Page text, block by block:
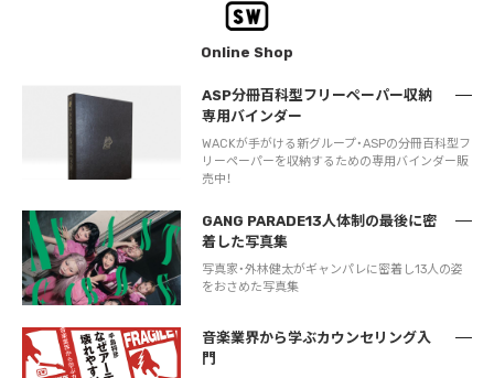
Online Shop
ASP分冊百科型フリーペーパー収納
専用バインダー
WACKが手がける新グループ・ASPの分冊百科型フ
リーペーパーを収納するための専用バインダー販
売中！
GANG PARADE13人体制の最後に密
着した写真集
写真家・外林健太がギャンパレに密着し13人の姿
をおさめた写真集
音楽業界から学ぶカウンセリング入
門